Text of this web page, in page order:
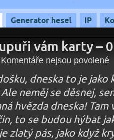
Generator hesel IP
vám karty –
Komentáře nejsou povolené
dneska to je jako
neměj se děsnej,
hvězda dneska!
to se budou hýbat
zlatý pás, jako když